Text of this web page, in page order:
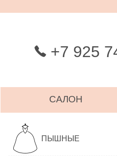
+7 925
САЛОН
ПЫШНЫЕ